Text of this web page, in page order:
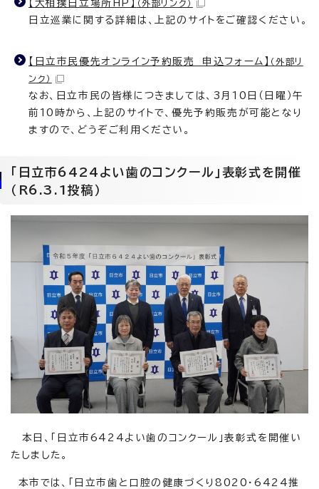
【大相撲日立場所HP】 （外部リンク）
日立巡業に関する詳細は、上記のサイトをご確認ください。
【日立市民優先オンライン予約販売 申込フォーム】 （外部リ
ンク）
なお、日立市民の皆様につきましては、3月10日（日曜）午
前10時から、上記のサイトで、優先予約販売が可能となり
ますので、どうぞご利用ください。
「日立市6424よい歯のコンクール」表彰式を開催
（R6.3.1投稿）
本日、「日立市6424よい歯のコンクール」表彰式を開催い
たしました。
本市では、「日立市歯と口腔の健康づくり8020・6424推